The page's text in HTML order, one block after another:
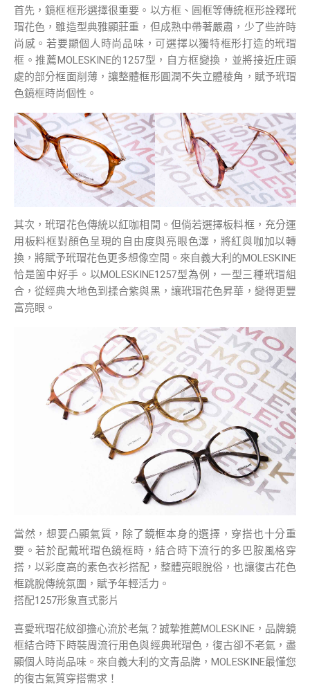
首先，鏡框框形選擇很重要。以方框、圓框等傳統框形詮釋玳
瑁花色，雖造型典雅顯莊重，但成熟中帶著嚴肅，少了些許時
尚感。若要顯個人時尚品味，可選擇以獨特框形打造的玳瑁
框。推薦MOLESKINE的1257型，自方框變換，並將接近庄頭
處的部分框面削薄，讓整體框形圓潤不失立體稜角，賦予玳瑁
色鏡框時尚個性。
其次，玳瑁花色傳統以紅咖相間。但倘若選擇板料框，充分運
用板料框對顏色呈現的自由度與亮眼色澤，將紅與咖加以轉
換，將賦予玳瑁花色更多想像空間。來自義大利的MOLESKINE
恰是箇中好手。以MOLESKINE1257型為例，一型三種玳瑁組
合，從經典大地色到揉合紫與黑，讓玳瑁花色昇華，變得更豐
富亮眼。
當然，想要凸顯氣質，除了鏡框本身的選擇，穿搭也十分重
要。若於配戴玳瑁色鏡框時，結合時下流行的多巴胺風格穿
搭，以彩度高的素色衣衫搭配，整體亮眼脫俗，也讓復古花色
框跳脫傳統氛圍，賦予年輕活力。
搭配1257形象直式影片
喜愛玳瑁花紋卻擔心流於老氣？誠摯推薦MOLESKINE，品牌鏡
框結合時下時裝周流行用色與經典玳瑁色，復古卻不老氣，盡
顯個人時尚品味。來自義大利的文青品牌，MOLESKINE最懂您
的復古氣質穿搭需求！